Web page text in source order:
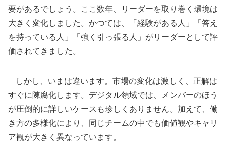
要があるでしょう。ここ数年、リーダーを取り巻く環境は
大きく変化しました。かつては、「経験がある人」「答え
を持っている人」「強く引っ張る人」がリーダーとして評
価されてきました。
しかし、いまは違います。市場の変化は激しく、正解は
すぐに陳腐化します。デジタル領域では、メンバーのほう
が圧倒的に詳しいケースも珍しくありません。加えて、働
き方の多様化により、同じチームの中でも価値観やキャリ
ア観が大きく異なっています。